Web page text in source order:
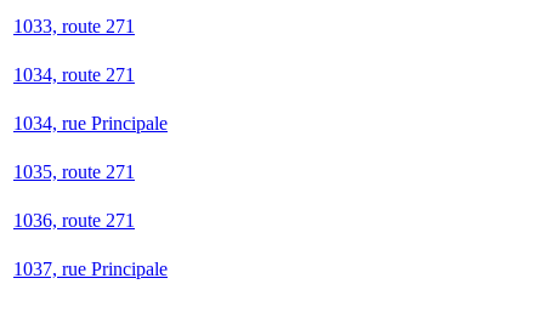
1033, route 271
1034, route 271
1034, rue Principale
1035, route 271
1036, route 271
1037, rue Principale